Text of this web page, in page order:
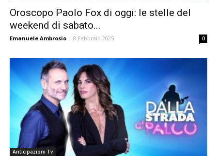
Oroscopo Paolo Fox di oggi: le stelle del
weekend di sabato...
Emanuele Ambrosio - 8 Febbraio 2025 0
Anticipazioni Tv